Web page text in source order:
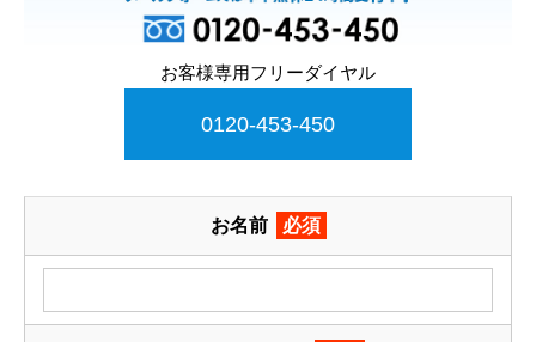
お客様専用フリーダイヤル
0120-453-450
お名前 必須